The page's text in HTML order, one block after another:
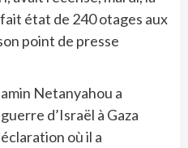
état de 240 otages aux
point de presse
Netanyahou a
d’Israël à Gaza
où il a